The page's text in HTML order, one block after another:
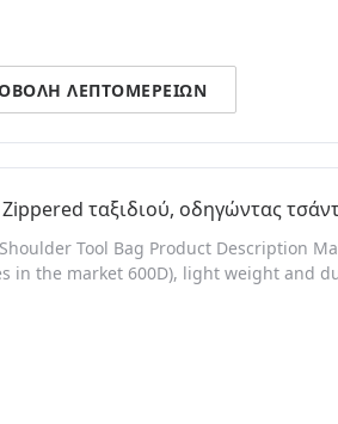
ΛΕΠΤΟΜΕΡΕΙΏΝ
ταξιδιού, οδηγώντας
Tool Bag Product Description
in the market 600D), light weight and